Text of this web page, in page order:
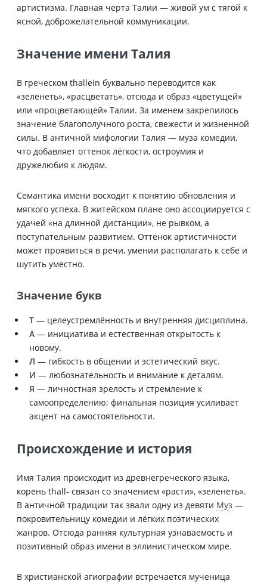
артистизма. Главная черта Талии — живой ум с тягой к
ясной, доброжелательной коммуникации.
Значение имени Талия
В греческом thallein буквально переводится как
«зеленеть», «расцветать», отсюда и образ «цветущей»
или «процветающей» Талии. За именем закрепилось
значение благополучного роста, свежести и жизненной
силы. В античной мифологии Талия — муза комедии,
что добавляет оттенок лёгкости, остроумия и
дружелюбия к людям.
Семантика имени восходит к понятию обновления и
мягкого успеха. В житейском плане оно ассоциируется с
удачей «на длинной дистанции», не рывком, а
поступательным развитием. Оттенок артистичности
может проявиться в речи, умении располагать к себе и
шутить уместно.
Значение букв
Т — целеустремлённость и внутренняя дисциплина.
А — инициатива и естественная открытость к
новому.
Л — гибкость в общении и эстетический вкус.
И — любознательность и внимание к деталям.
Я — личностная зрелость и стремление к
самоопределению; финальная позиция усиливает
акцент на самостоятельности.
Происхождение и история
Имя Талия происходит из древнегреческого языка,
корень thall- связан со значением «расти», «зеленеть».
В античной традиции так звали одну из девяти Муз —
покровительницу комедии и лёгких поэтических
жанров. Отсюда ранняя культурная узнаваемость и
позитивный образ имени в эллинистическом мире.
В христианской агиографии встречается мученица